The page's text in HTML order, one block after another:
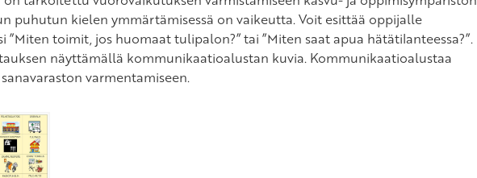
puhutun kielen ymmärtämisessä on vaikeutta. Voit esittää oppijalle
”Miten toimit, jos huomaat tulipalon?” tai ”Miten saat apua hätätilanteessa?”.
näyttämällä kommunikaatioalustan kuvia. Kommunikaatioalustaa
varmentamiseen.